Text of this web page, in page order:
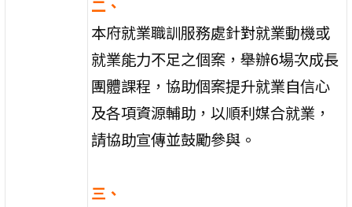
二、
本府就業職訓服務處針對就業動機或
就業能力不足之個案，舉辦6場次成長
團體課程，協助個案提升就業自信心
及各項資源輔助，以順利媒合就業，
請協助宣傳並鼓勵參與。
三、